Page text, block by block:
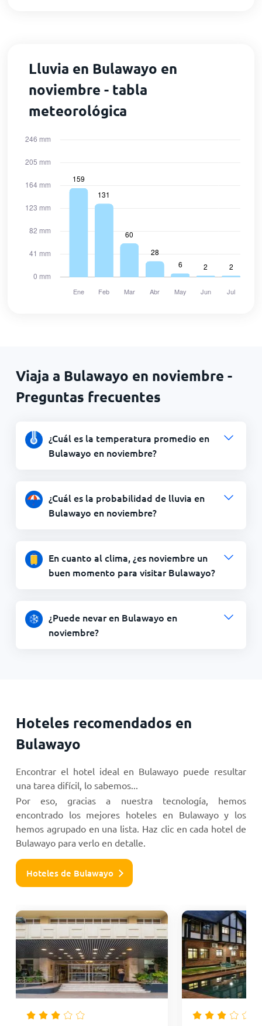
Lluvia en Bulawayo en
noviembre - tabla
meteorológica
Viaja a Bulawayo en noviembre -
Preguntas frecuentes
¿Cuál es la temperatura promedio en
Bulawayo en noviembre?
¿Cuál es la probabilidad de lluvia en
Bulawayo en noviembre?
En cuanto al clima, ¿es noviembre un
buen momento para visitar Bulawayo?
¿Puede nevar en Bulawayo en
noviembre?
Hoteles recomendados en
Bulawayo
Encontrar el hotel ideal en Bulawayo puede resultar
una tarea difícil, lo sabemos...
Por eso, gracias a nuestra tecnología, hemos
encontrado los mejores hoteles en Bulawayo y los
hemos agrupado en una lista. Haz clic en cada hotel de
Bulawayo para verlo en detalle.
Hoteles de Bulawayo